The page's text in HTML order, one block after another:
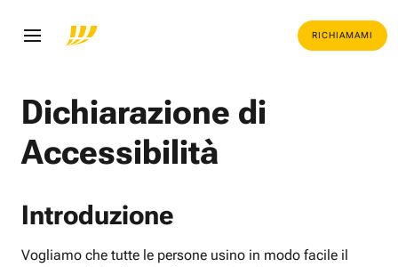
RICHIAMAMI
Dichiarazione di
Accessibilità
Introduzione
Vogliamo che tutte le persone usino in modo facile il